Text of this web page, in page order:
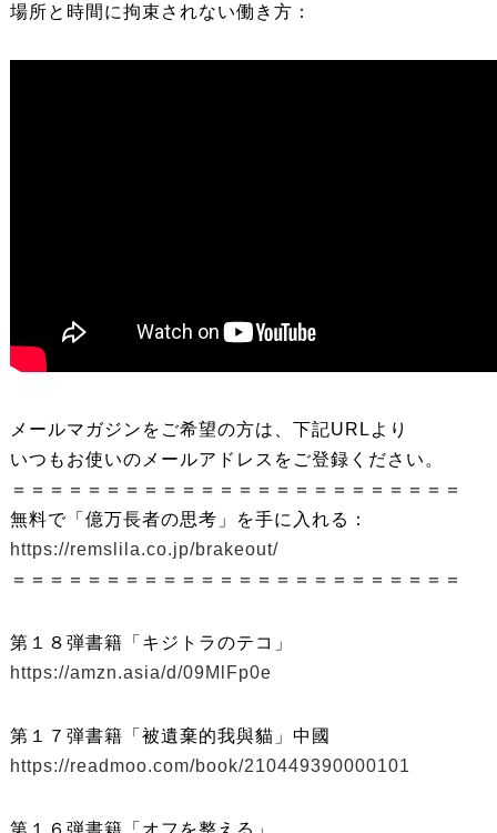
場所と時間に拘束されない働き方：
メールマガジンをご希望の方は、下記URLより
いつもお使いのメールアドレスをご登録ください。
＝＝＝＝＝＝＝＝＝＝＝＝＝＝＝＝＝＝＝＝＝＝＝＝
無料で「億万長者の思考」を手に入れる：
https://remslila.co.jp/brakeout/
＝＝＝＝＝＝＝＝＝＝＝＝＝＝＝＝＝＝＝＝＝＝＝＝
第１８弾書籍「キジトラのテコ」
https://amzn.asia/d/09MlFp0e
第１７弾書籍「被遺棄的我與貓」中國
https://readmoo.com/book/210449390000101
第１６弾書籍「オフを整える」